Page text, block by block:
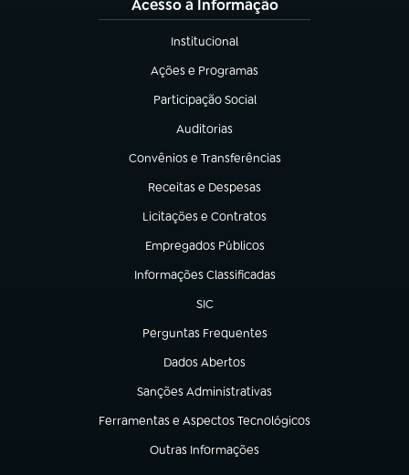
Acesso à Informação
Institucional
(abre em nova aba)
Ações e Programas
(abre em nova aba)
Participação Social
(abre em nova aba)
Auditorias
(abre em nova aba)
Convênios e Transferências
(abre em nova aba)
Receitas e Despesas
(abre em nova aba)
Licitações e Contratos
(abre em nova aba)
Empregados Públicos
(abre em nova aba)
Informações Classificadas
(abre em nova aba)
SIC
(abre em nova aba)
Perguntas Frequentes
(abre em nova aba)
Dados Abertos
(abre em nova aba)
Sanções Administrativas
(abre em nova aba)
Ferramentas e Aspectos Tecnológicos
(abre em nova aba)
Outras Informações
(abre em nova aba)